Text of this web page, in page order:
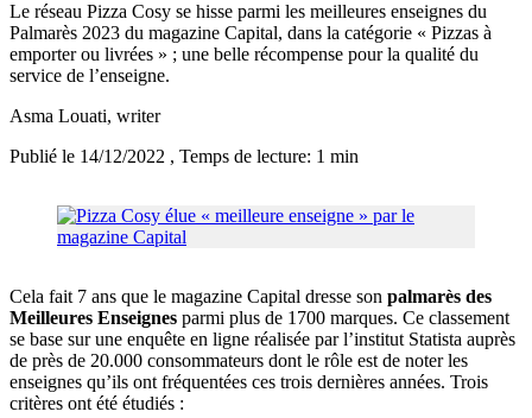
Le réseau Pizza Cosy se hisse parmi les meilleures enseignes du
Palmarès 2023 du magazine Capital, dans la catégorie « Pizzas à
emporter ou livrées » ; une belle récompense pour la qualité du
service de l’enseigne.
Asma Louati, writer
Publié le 14/12/2022 , Temps de lecture: 1 min
Cela fait 7 ans que le magazine Capital dresse son palmarès des
Meilleures Enseignes parmi plus de 1700 marques. Ce classement
se base sur une enquête en ligne réalisée par l’institut Statista auprès
de près de 20.000 consommateurs dont le rôle est de noter les
enseignes qu’ils ont fréquentées ces trois dernières années. Trois
critères ont été étudiés :